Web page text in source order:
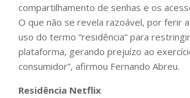
compartilhamento de senhas e os
O que não se revela razoável, por ferir
uso do termo “residência” para
plataforma, gerando prejuízo ao
consumidor”, afirmou Fernando Abreu.
Residência Netflix